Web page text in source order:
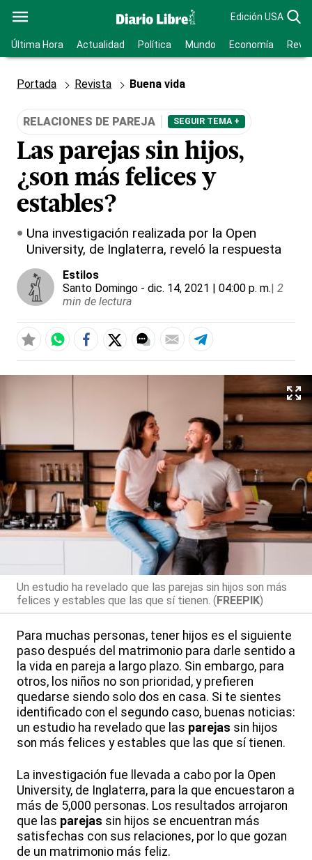
Edición USA
Última Hora Actualidad Política Mundo Economía
Portada Revista Buena vida
RELACIONES DE PAREJA SEGUIR TEMA +
Las parejas sin hijos,
¿son más felices y
estables?
Una investigación realizada por la Open
University, de Inglaterra, reveló la respuesta
Estilos
Santo Domingo - dic. 14, 2021 | 04:00 p. m.| 2
min de lectura
Un estudio ha revelado que las parejas sin hijos son más
felices y estables que las que sí tienen. (FREEPIK)
Para muchas personas, tener hijos es el siguiente
paso después del matrimonio para darle sentido a
la vida en pareja a largo plazo. Sin embargo, para
otros, los niños no son prioridad, y prefieren
quedarse siendo solo dos en casa. Si te sientes
identificado con el segundo caso, buenas noticias:
un estudio ha revelado que las parejas sin hijos
son más felices y estables que las que sí tienen.
La investigación fue llevada a cabo por la Open
University, de Inglaterra, para la que encuestaron a
más de 5,000 personas. Los resultados arrojaron
que las parejas sin hijos se encuentran más
satisfechas con sus relaciones, por lo que gozan
de un matrimonio más feliz.